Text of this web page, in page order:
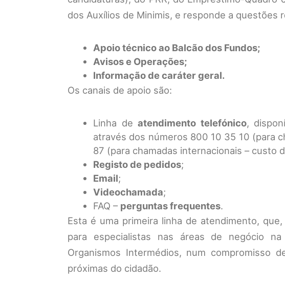
dos Auxílios de Minimis, e responde a questões
Apoio técnico ao Balcão dos Fundos;
Avisos e Operações;
Informação de caráter geral.
Os canais de apoio são:
Linha deatendimento telefónico,
através dos números 800 10 35 10 (para
87 (para chamadas internacionais – custo
Registo de pedidos;
Email;
Videochamada;
FAQ – perguntas frequentes.
Esta é uma primeira linha de atendimento,
para especialistas nas áreas de negócio
Organismos Intermédios, num compromisso
próximas do cidadão.